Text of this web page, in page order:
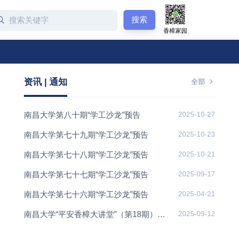
搜索
香樟家园
资讯 | 通知 全部
南昌大学第八十期“学工沙龙”预告 2025-10-27
南昌大学第七十九期“学工沙龙”预告 2025-10-23
南昌大学第七十八期“学工沙龙”预告 2025-10-21
南昌大学第七十七期“学工沙龙”预告 2025-09-17
南昌大学第七十六期“学工沙龙”预告 2025-04-21
南昌大学“平安香樟大讲堂”（第18期）预告 2025-09-12